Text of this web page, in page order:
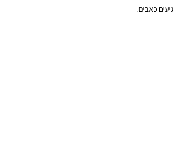
כאבים.